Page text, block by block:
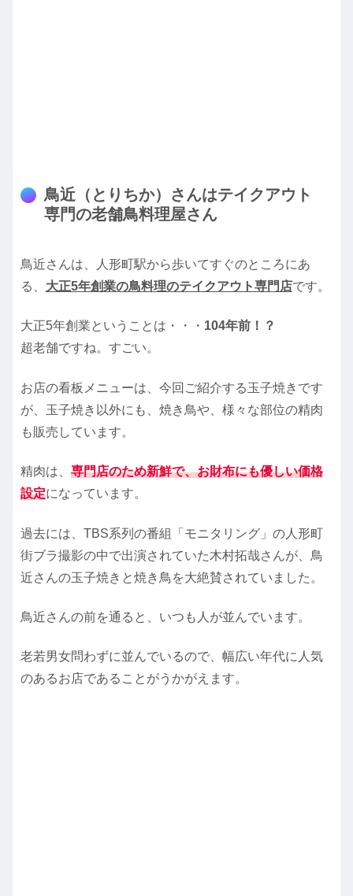
鳥近（とりちか）さんはテイクアウト
専門の老舗鳥料理屋さん
鳥近さんは、人形町駅から歩いてすぐのところにあ
る、 大正5年創業の鳥料理のテイクアウト専門店です。
大正5年創業ということは・・・ 104年前！？
超老舗ですね。すごい。
お店の看板メニューは、今回ご紹介する玉子焼きです
が、玉子焼き以外にも、焼き鳥や、様々な部位の精肉
も販売しています。
精肉は、 専門店のため新鮮で、お財布にも優しい価格
設定になっています。
過去には、TBS系列の番組「モニタリング」の人形町
街ブラ撮影の中で出演されていた木村拓哉さんが、鳥
近さんの玉子焼きと焼き鳥を大絶賛されていました。
鳥近さんの前を通ると、いつも人が並んでいます。
老若男女問わずに並んでいるので、幅広い年代に人気
のあるお店であることがうかがえます。